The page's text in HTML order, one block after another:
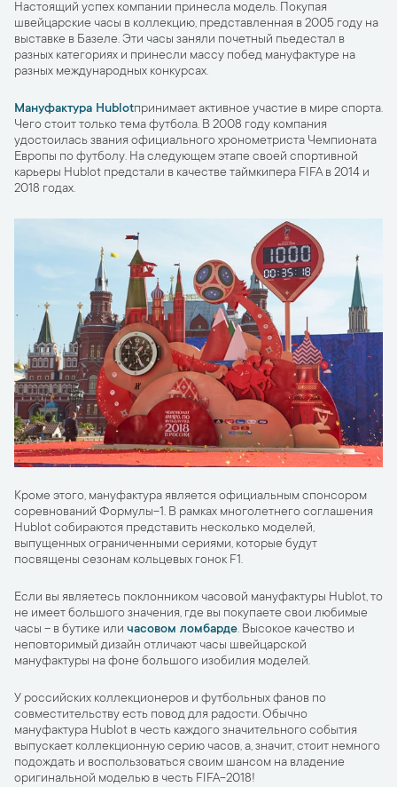
Настоящий успех компании принесла модель. Покупая
швейцарские часы в коллекцию, представленная в 2005 году на
выставке в Базеле. Эти часы заняли почетный пьедестал в
разных категориях и принесли массу побед мануфактуре на
разных международных конкурсах.
Мануфактура Hublotпринимает активное участие в мире спорта.
Чего стоит только тема футбола. В 2008 году компания
удостоилась звания официального хронометриста Чемпионата
Европы по футболу. На следующем этапе своей спортивной
карьеры Hublot предстали в качестве таймкипера FIFA в 2014 и
2018 годах.
Кроме этого, мануфактура является официальным спонсором
соревнований Формулы-1. В рамках многолетнего соглашения
Hublot собираются представить несколько моделей,
выпущенных ограниченными сериями, которые будут
посвящены сезонам кольцевых гонок F1.
Если вы являетесь поклонником часовой мануфактуры Hublot, то
не имеет большого значения, где вы покупаете свои любимые
часы – в бутике или часовом ломбарде. Высокое качество и
неповторимый дизайн отличают часы швейцарской
мануфактуры на фоне большого изобилия моделей.
У российских коллекционеров и футбольных фанов по
совместительству есть повод для радости. Обычно
мануфактура Hublot в честь каждого значительного события
выпускает коллекционную серию часов, а, значит, стоит немного
подождать и воспользоваться своим шансом на владение
оригинальной моделью в честь FIFA-2018!